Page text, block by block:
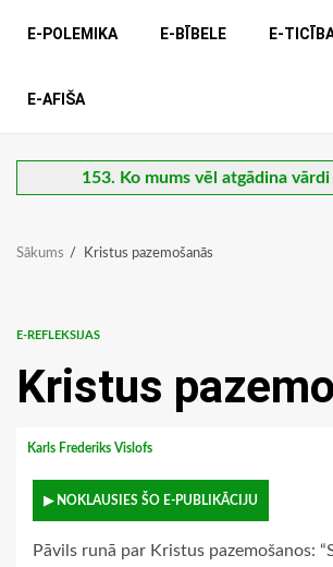
E-POLEMIKA E-BĪBELE E-
E-AFIŠA
153. Ko mums vēl atgādina
Sākums Kristus pazemošanās
E-REFLEKSIJAS
Kristus
Karls Frederiks Vislofs
▶ NOKLAUSIES ŠO E-PUBLIKĀCIJU
Pāvils runā par Kristus pazemošanos: